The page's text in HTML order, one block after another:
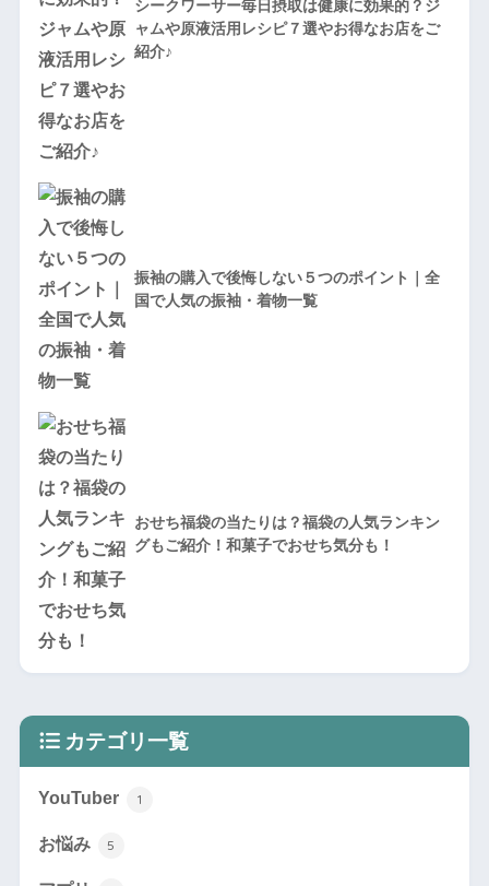
シークワーサー毎日摂取は健康に効果的？ジ
ャムや原液活用レシピ７選やお得なお店をご
紹介♪
振袖の購入で後悔しない５つのポイント｜全
国で人気の振袖・着物一覧
おせち福袋の当たりは？福袋の人気ランキン
グもご紹介！和菓子でおせち気分も！
カテゴリ一覧
YouTuber 1
お悩み 5